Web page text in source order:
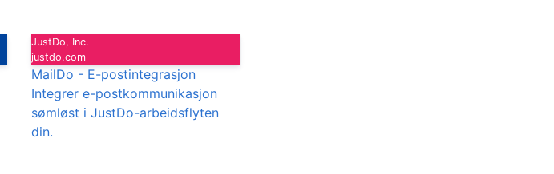
JustDo, Inc.
justdo.com
MailDo - E-postintegrasjon
Integrer e-postkommunikasjon
sømløst i JustDo-arbeidsflyten
din.